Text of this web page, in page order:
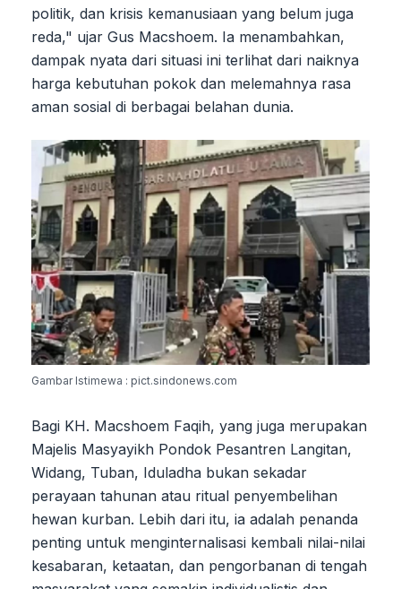
politik, dan krisis kemanusiaan yang belum juga
reda," ujar Gus Macshoem. Ia menambahkan,
dampak nyata dari situasi ini terlihat dari naiknya
harga kebutuhan pokok dan melemahnya rasa
aman sosial di berbagai belahan dunia.
Gambar Istimewa : pict.sindonews.com
Bagi KH. Macshoem Faqih, yang juga merupakan
Majelis Masyayikh Pondok Pesantren Langitan,
Widang, Tuban, Iduladha bukan sekadar
perayaan tahunan atau ritual penyembelihan
hewan kurban. Lebih dari itu, ia adalah penanda
penting untuk menginternalisasi kembali nilai-nilai
kesabaran, ketaatan, dan pengorbanan di tengah